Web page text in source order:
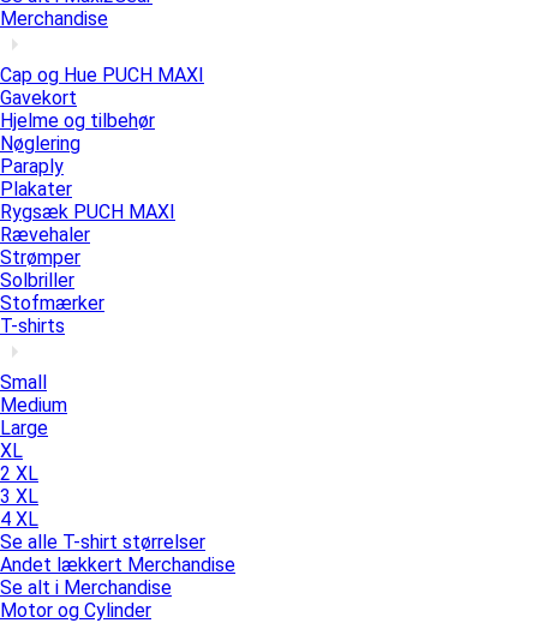
Merchandise
Cap og Hue PUCH MAXI
Gavekort
Hjelme og tilbehør
Nøglering
Paraply
Plakater
Rygsæk PUCH MAXI
Rævehaler
Strømper
Solbriller
Stofmærker
T-shirts
Small
Medium
Large
XL
2 XL
3 XL
4 XL
Se alle T-shirt størrelser
Andet lækkert Merchandise
Se alt i Merchandise
Motor og Cylinder